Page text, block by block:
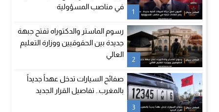
1
في مناصب المسؤولية
2
رسوم الماستر والدكتوراه تفتح جبهة
جديدة بين الحقوقيين ووزارة التعليم
العالي
3
صفائح السيارات تدخل عهداً جديداً
بالمغرب.. تفاصيل القرار الجديد